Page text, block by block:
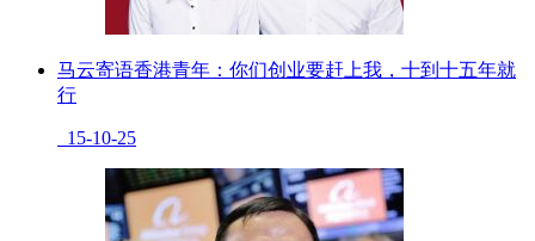
马云寄语香港青年：你们创业要赶上我，十到十五年就
行
15-10-25